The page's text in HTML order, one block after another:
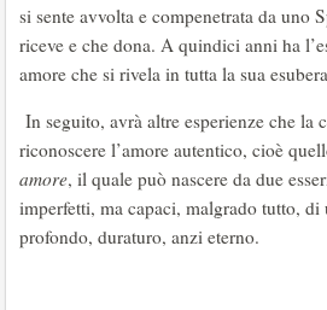
si sente avvolta e compenetrata da uno
riceve e che dona. A quindici anni ha
amore che si rivela in tutta la sua
In seguito, avrà altre esperienze che la
riconoscere l’amore autentico, cioè
amore, il quale può nascere da due
imperfetti, ma capaci, malgrado tutto, di
profondo, duraturo, anzi eterno.